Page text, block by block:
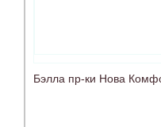
Бэлла пр-ки Нова